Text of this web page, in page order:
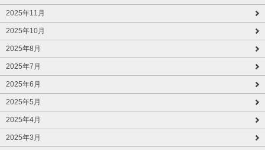
2025年11月
2025年10月
2025年8月
2025年7月
2025年6月
2025年5月
2025年4月
2025年3月